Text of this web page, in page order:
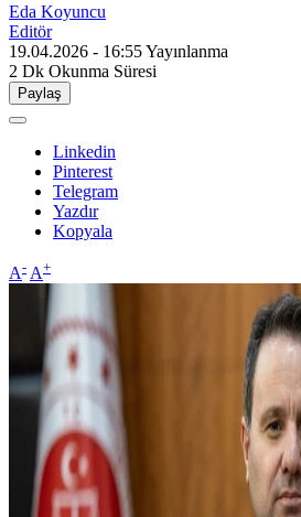
Eda Koyuncu
Editör
19.04.2026 - 16:55Yayınlanma
2 Dk Okunma Süresi
Paylaş
Linkedin
Pinterest
Telegram
Yazdır
Kopyala
A- A+